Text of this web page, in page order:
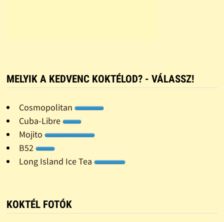
MELYIK A KEDVENC KOKTÉLOD? - VÁLASSZ!
Cosmopolitan
Cuba-Libre
Mojito
B52
Long Island Ice Tea
KOKTÉL FOTÓK